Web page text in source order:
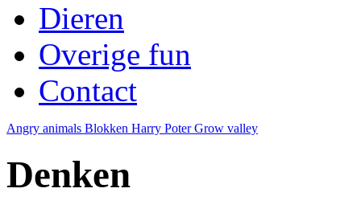
Dieren
Overige fun
Contact
Angry animals Blokken Harry Poter Grow valley
Denken